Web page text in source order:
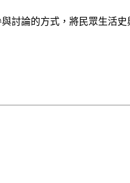
討論的方式，將民眾生活